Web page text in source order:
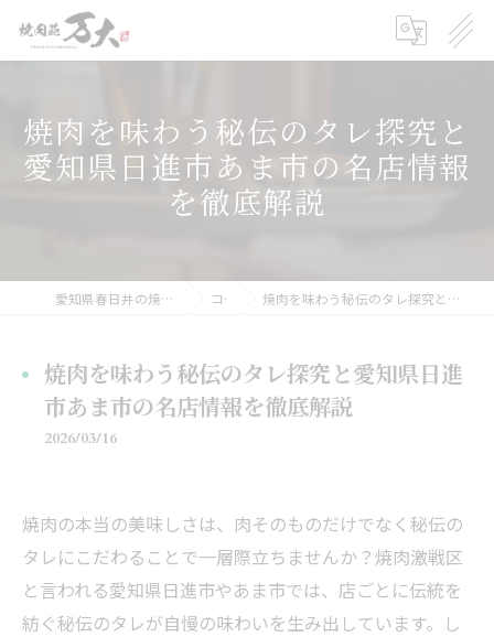
焼肉を味わう秘伝のタレ探究と
愛知県日進市あま市の名店情報
を徹底解説
愛知県春日井の焼肉の求人なら焼肉苑 万大 コラム 焼肉を味わう秘伝のタレ探究と愛知県日進市あま市の名店情報を徹底解説
焼肉を味わう秘伝のタレ探究と愛知県日進
市あま市の名店情報を徹底解説
2026/03/16
焼肉の本当の美味しさは、肉そのものだけでなく秘伝の
タレにこだわることで一層際立ちませんか？焼肉激戦区
と言われる愛知県日進市やあま市では、店ごとに伝統を
紡ぐ秘伝のタレが自慢の味わいを生み出しています。し